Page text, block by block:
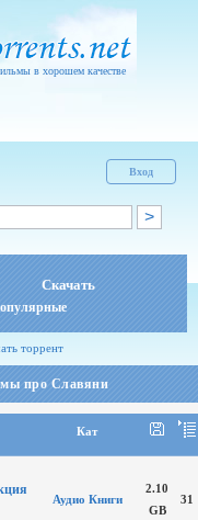
в хорошем качестве
Вход
Скачать
торрент
про Славяни
Кат
Аудио Книги
2.10
GB
31